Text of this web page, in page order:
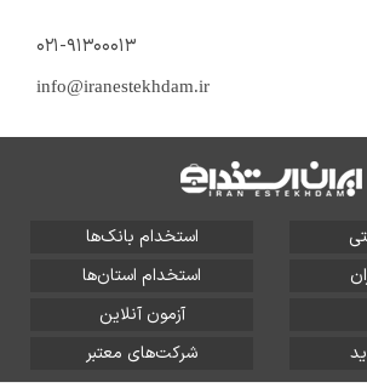
۰۲۱-۹۱۳۰۰۰۱۳
info@iranestekhdam.ir
استخدام بانک‌ها
استخدام استان‌ها
آزمون آنلاین
شرکت‌های معتبر